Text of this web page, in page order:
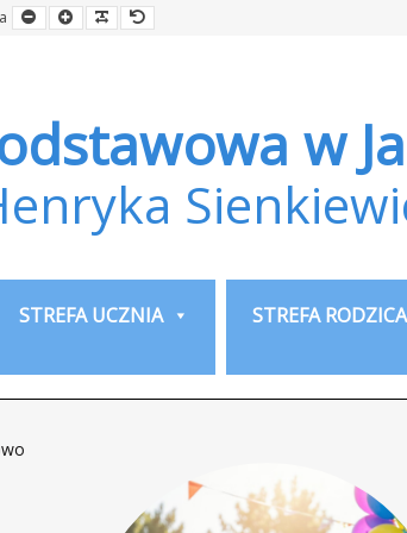
Smaller
Font
Larger
Font
Readable
Font
Default
Font
w
STREFA UCZNIA STREFA RODZICA